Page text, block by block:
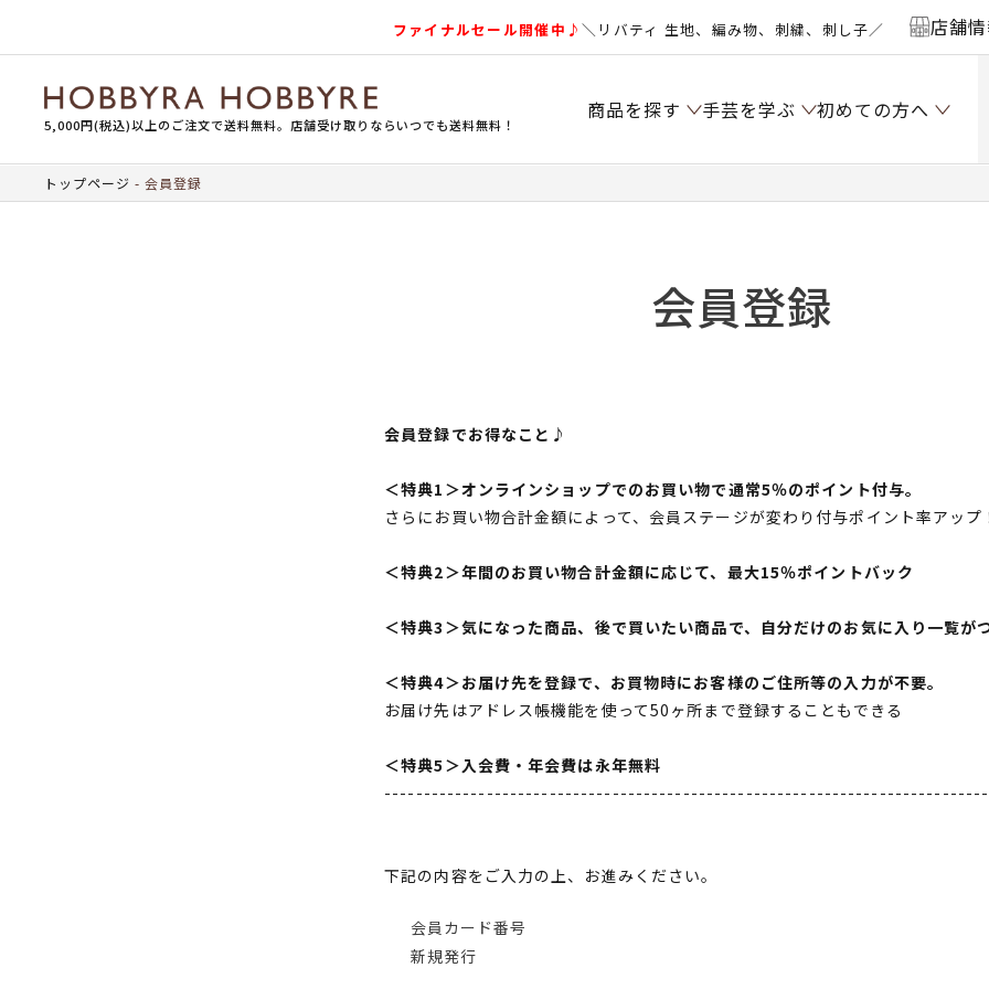
ファイナルセール開催中♪＼リバティ 生地、編み物、刺繍、刺し子／ 店舗
5,000円(税込)以上のご注文で送料無料。店舗受け取りならいつでも送料無料！
商品を探す 手芸を学ぶ 初めての方へ
トップページ 会員登録
会員登録
会員登録でお得なこと♪
＜特典1＞オンラインショップでのお買い物で通常5％のポイント付与。
さらにお買い物合計金額によって、会員ステージが変わり付与ポイント率アップ
＜特典2＞年間のお買い物合計金額に応じて、最大15％ポイントバック
＜特典3＞気になった商品、後で買いたい商品で、自分だけのお気に入り一覧が
＜特典4＞お届け先を登録で、お買物時にお客様のご住所等の入力が不要。
お届け先はアドレス帳機能を使って50ヶ所まで登録することもできる
＜特典5＞入会費・年会費は永年無料
下記の内容をご入力の上、お進みください。
会員カード番号
新規発行